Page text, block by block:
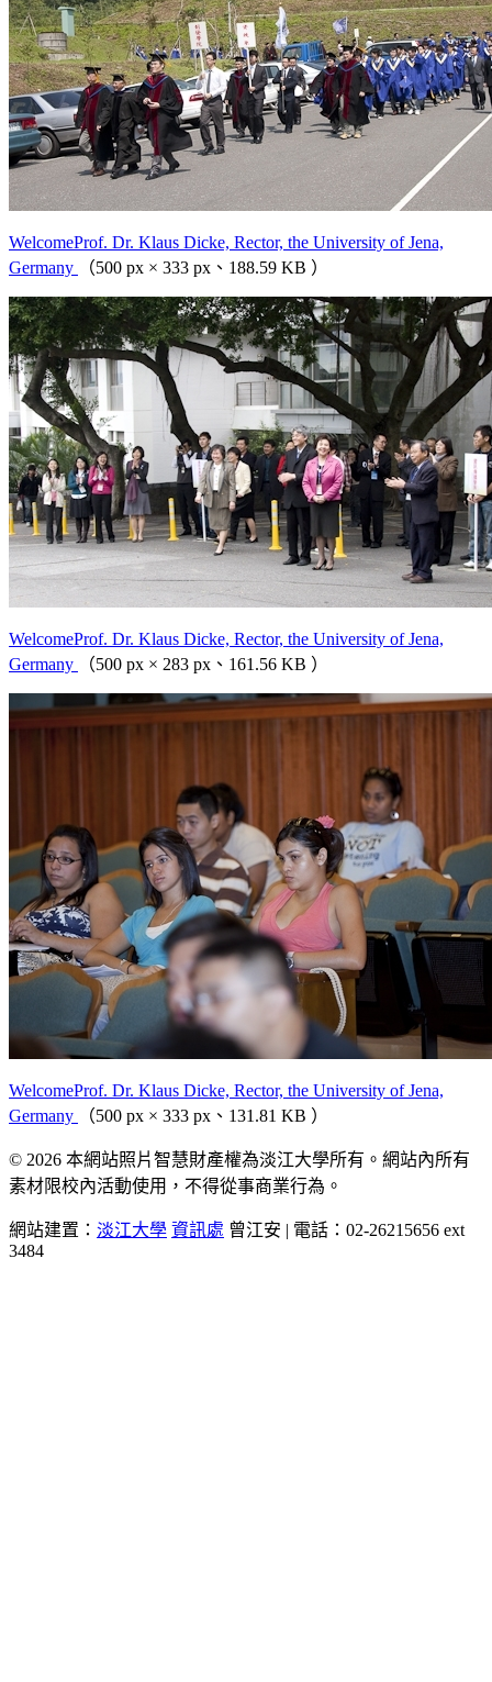
WelcomeProf. Dr. Klaus Dicke, Rector, the University of Jena,
Germany
（500 px × 333 px、188.59 KB ）
WelcomeProf. Dr. Klaus Dicke, Rector, the University of Jena,
Germany
（500 px × 283 px、161.56 KB ）
WelcomeProf. Dr. Klaus Dicke, Rector, the University of Jena,
Germany
（500 px × 333 px、131.81 KB ）
© 2026 本網站照片智慧財產權為淡江大學所有。網站內所有
素材限校內活動使用，不得從事商業行為。
網站建置： 淡江大學 資訊處 曾江安 | 電話：02-26215656 ext
3484